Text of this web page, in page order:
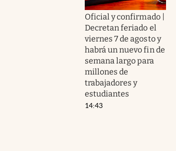
Oficial y confirmado |
Decretan feriado el
viernes 7 de agosto y
habrá un nuevo fin de
semana largo para
millones de
trabajadores y
estudiantes
14:43